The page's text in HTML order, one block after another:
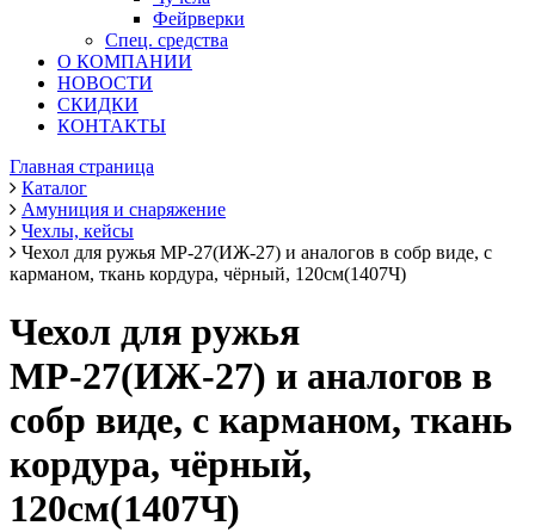
Фейрверки
Спец. средства
О КОМПАНИИ
НОВОСТИ
СКИДКИ
КОНТАКТЫ
Главная страница
Каталог
Амуниция и снаряжение
Чехлы, кейсы
Чехол для ружья МР-27(ИЖ-27) и аналогов в собр виде, с
карманом, ткань кордура, чёрный, 120см(1407Ч)
Чехол для ружья
МР-27(ИЖ-27) и аналогов в
собр виде, с карманом, ткань
кордура, чёрный,
120см(1407Ч)